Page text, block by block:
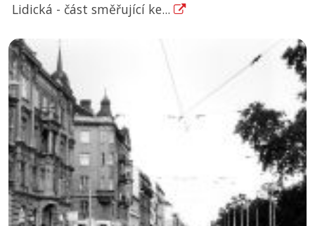
Lidická - část směřující ke...